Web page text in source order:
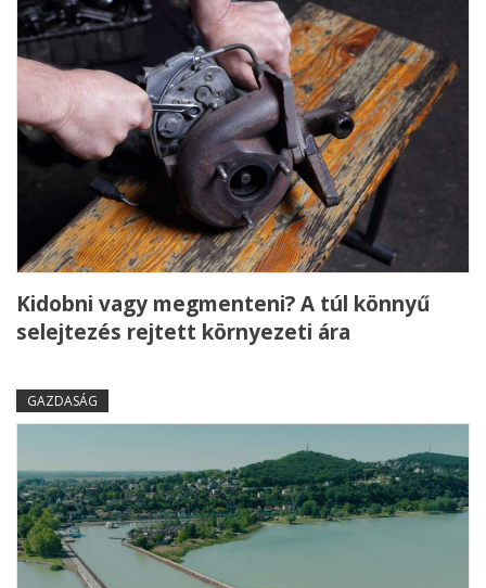
Kidobni vagy megmenteni? A túl könnyű
selejtezés rejtett környezeti ára
GAZDASÁG